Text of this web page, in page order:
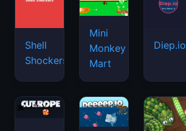
Shell
Shockers
Mini
Monkey
Mart
Diep.io